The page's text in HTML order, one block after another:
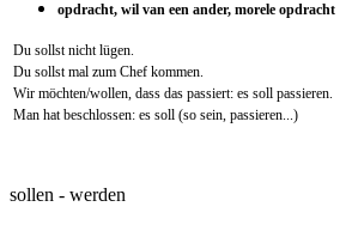
opdracht, wil van een ander, morele opdracht
Du sollst nicht lügen.
Du sollst mal zum Chef kommen.
Wir möchten/wollen, dass das passiert: es soll passieren.
Man hat beschlossen: es soll (so sein, passieren...)
sollen - werden